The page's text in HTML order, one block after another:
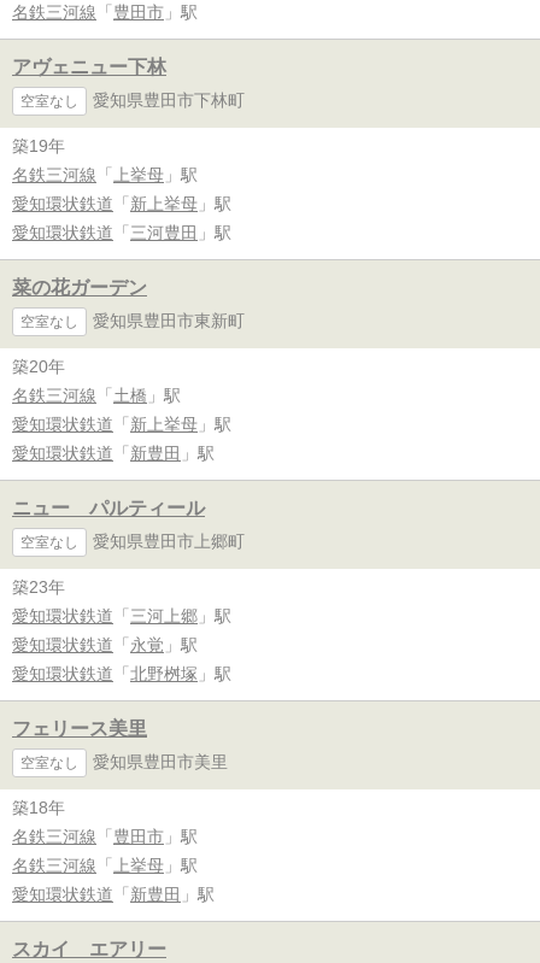
名鉄三河線 「 豊田市 」駅
アヴェニュー下林
空室なし 愛知県豊田市下林町
築19年
名鉄三河線 「 上挙母 」駅
愛知環状鉄道 「 新上挙母 」駅
愛知環状鉄道 「 三河豊田 」駅
菜の花ガーデン
空室なし 愛知県豊田市東新町
築20年
名鉄三河線 「 土橋 」駅
愛知環状鉄道 「 新上挙母 」駅
愛知環状鉄道 「 新豊田 」駅
ニュー パルティール
空室なし 愛知県豊田市上郷町
築23年
愛知環状鉄道 「 三河上郷 」駅
愛知環状鉄道 「 永覚 」駅
愛知環状鉄道 「 北野桝塚 」駅
フェリース美里
空室なし 愛知県豊田市美里
築18年
名鉄三河線 「 豊田市 」駅
名鉄三河線 「 上挙母 」駅
愛知環状鉄道 「 新豊田 」駅
スカイ エアリー